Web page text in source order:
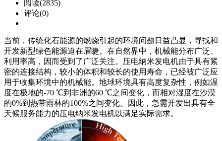
阅读(2835)
评论(0)
当前，传统化石能源的燃烧引起的环境问题日益凸显，寻找和
开发新型绿色能源迫在眉睫。在自然界中，机械能分布广泛、
利用率高，因而受到了广泛关注。压电纳米发电机由于具有紧
密的连接结构，较小的体积和较长的使用寿命，已经被广泛应
用于收集环境中的机械能。地球环境具有高度复杂性，例如温
度在极地的-70 ℃到非洲的60 ℃之间变化，而相对湿度在沙漠
的0%到热带雨林的100%之间变化。因此，急需开发出具有全
天候服务能力的压电纳米发电机以满足实际需求。